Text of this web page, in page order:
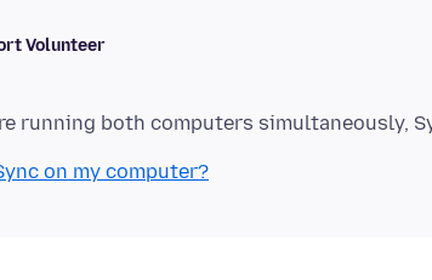
Volunteer
on my computer?